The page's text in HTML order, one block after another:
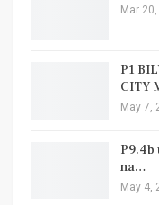
Mar
P1
CITY
May 7,
P9.4b
na…
May 4,